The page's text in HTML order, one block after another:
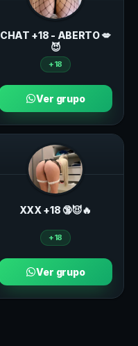
CHAT +18 - ABERTO 💋
😈
+18
Ver grupo
ХXХ +18 🔞😈🔥
+18
Ver grupo